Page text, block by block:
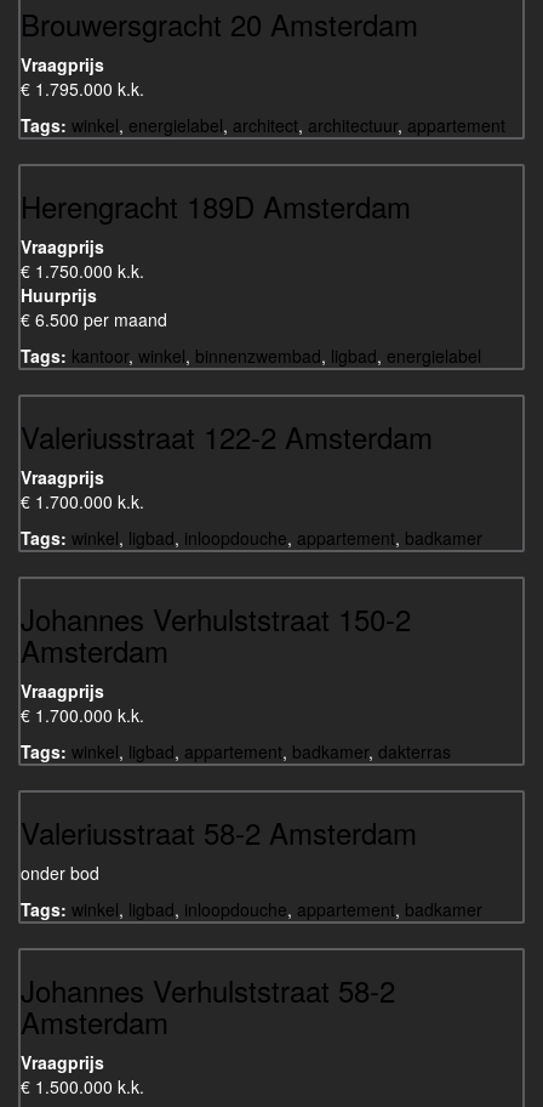
Brouwersgracht 20 Amsterdam
Vraagprijs
€ 1.795.000 k.k.
Tags: winkel, energielabel, architect, architectuur, appartement
Herengracht 189D Amsterdam
Vraagprijs
€ 1.750.000 k.k.
Huurprijs
€ 6.500 per maand
Tags: kantoor, winkel, binnenzwembad, ligbad, energielabel
Valeriusstraat 122-2 Amsterdam
Vraagprijs
€ 1.700.000 k.k.
Tags: winkel, ligbad, inloopdouche, appartement, badkamer
Johannes Verhulststraat 150-2
Amsterdam
Vraagprijs
€ 1.700.000 k.k.
Tags: winkel, ligbad, appartement, badkamer, dakterras
Valeriusstraat 58-2 Amsterdam
onder bod
Tags: winkel, ligbad, inloopdouche, appartement, badkamer
Johannes Verhulststraat 58-2
Amsterdam
Vraagprijs
€ 1.500.000 k.k.